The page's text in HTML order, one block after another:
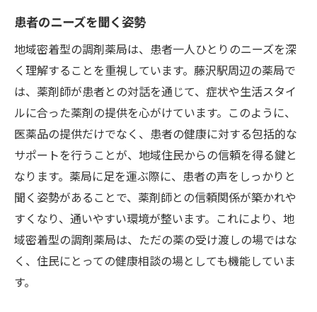
患者のニーズを聞く姿勢
地域密着型の調剤薬局は、患者一人ひとりのニーズを深
く理解することを重視しています。藤沢駅周辺の薬局で
は、薬剤師が患者との対話を通じて、症状や生活スタイ
ルに合った薬剤の提供を心がけています。このように、
医薬品の提供だけでなく、患者の健康に対する包括的な
サポートを行うことが、地域住民からの信頼を得る鍵と
なります。薬局に足を運ぶ際に、患者の声をしっかりと
聞く姿勢があることで、薬剤師との信頼関係が築かれや
すくなり、通いやすい環境が整います。これにより、地
域密着型の調剤薬局は、ただの薬の受け渡しの場ではな
く、住民にとっての健康相談の場としても機能していま
す。